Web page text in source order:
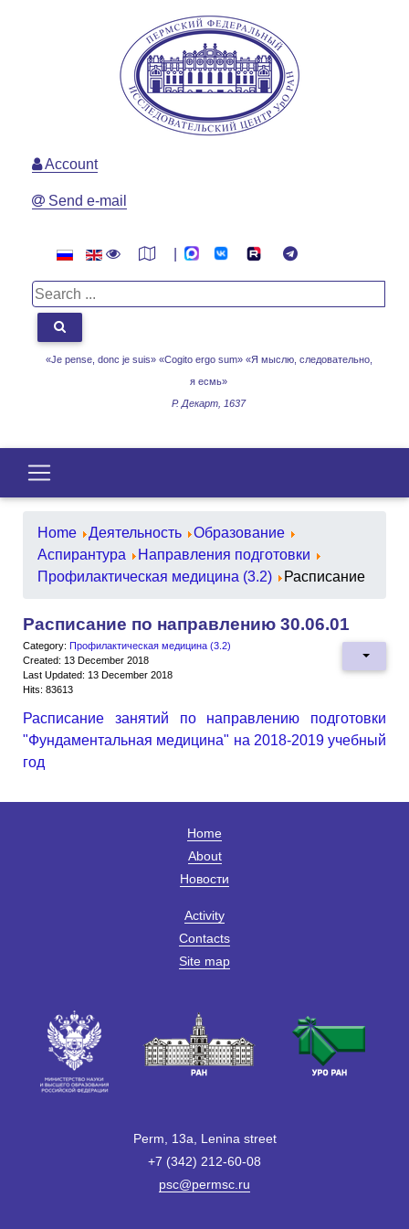
«Je pense, donc je suis» «Cogito ergo sum» «Я мыслю, следовательно,
я есмь»
Р. Декарт, 1637
Account
Send e-mail
Home Деятельность
Образование
Аспирантура
Направления подготовки
Профилактическая медицина (3.2)
Расписание
Расписание по направлению 30.06.01
Category: Профилактическая медицина (3.2)
Created: 13 December 2018
Last Updated: 13 December 2018
Hits: 83613
Расписание занятий по направлению подготовки
"Фундаментальная медицина" на 2018-2019 учебный
год
Home
About
Новости
Activity
Contacts
Site map
Perm, 13a, Lenina street
+7 (342) 212-60-08
psc@permsc.ru